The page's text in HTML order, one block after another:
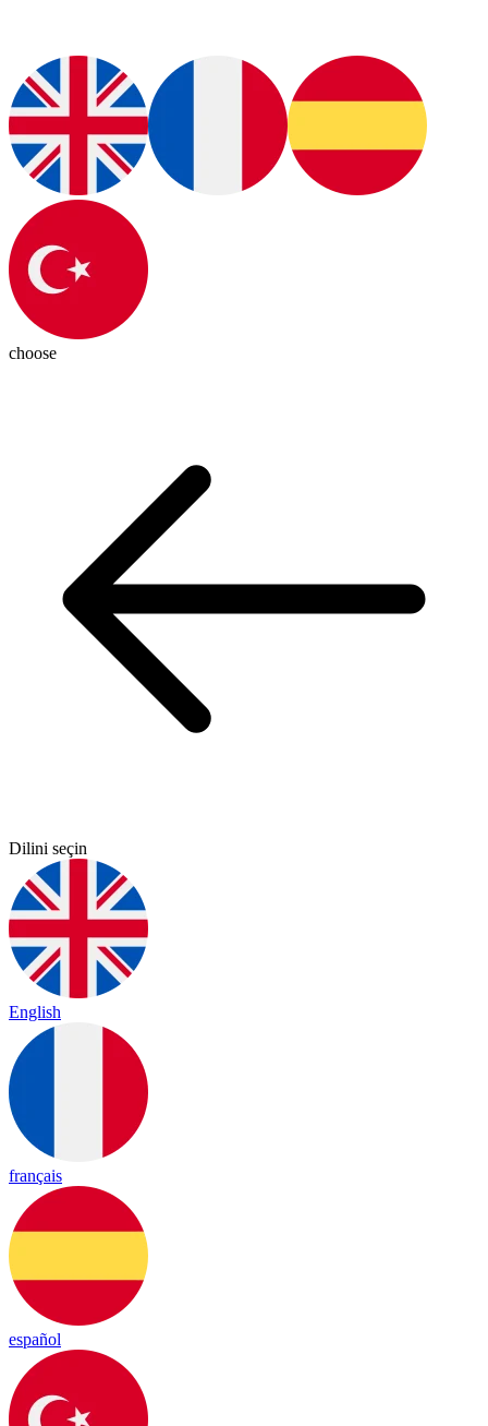
choose
Dilini seçin
English
français
español